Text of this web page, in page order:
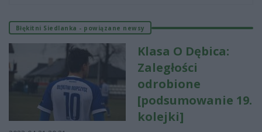
Błękitni Siedlanka - powiązane newsy
Klasa O Dębica:
Zaległości
odrobione
[podsumowanie 19.
kolejki]